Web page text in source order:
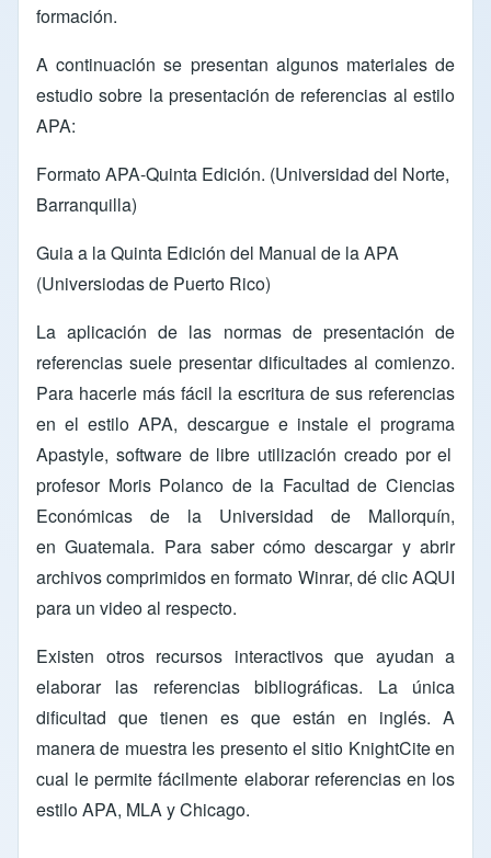
formación.
A continuación se presentan algunos materiales de
estudio sobre la presentación de referencias al estilo
APA:
Formato APA-Quinta Edición. (Universidad del Norte,
Barranquilla)
Guia a la Quinta Edición del Manual de la APA
(Universiodas de Puerto Rico)
La aplicación de las normas de presentación de
referencias suele presentar dificultades al comienzo.
Para hacerle más fácil la escritura de sus referencias
en el estilo APA, descargue e instale el programa
Apastyle, software de libre utilización creado por el
profesor Moris Polanco de la Facultad deCiencias
Económicas de la Universidad de Mallorquín,
en Guatemala. Para saber cómo descargar y abrir
archivos comprimidos en formato Winrar, dé clicAQUI
para un video al respecto.
Existen otros recursos interactivos que ayudan a
elaborar las referencias bibliográficas. La única
dificultad que tienen es que están en inglés. A
manera de muestra les presento el sitio KnightCiteen
cual le permite fácilmente elaborar referencias en los
estilo APA, MLA y Chicago.